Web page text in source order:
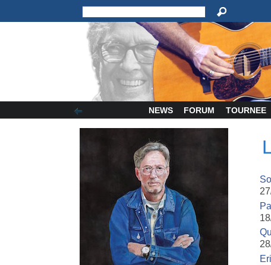
NEWS FORUM TOURNEE